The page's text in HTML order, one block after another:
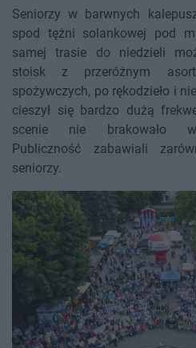
Seniorzy w barwnych
spod tężni solankowej pod
samej trasie do niedzieli
stoisk z przeróżnym
spożywczych, po rękodzieło i
cieszył się bardzo dużą
scenie nie brakowało
Publiczność zabawiali
seniorzy.